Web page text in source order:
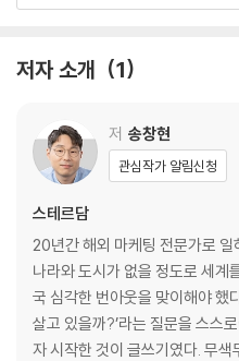
결혼은 또 다른 연애의 시작이 되어야
잘 산다는 건 뭘까?
-잘 사는 것에 대한 고민을 시작해야
세상은 공평하지도 공정하지도 않아
-마음 단단히 먹길 바란다
노력은 배신을 덜 한다
-세상이 너를 속일지라도
저자 소개 1
저 송창현
관심작가 알림신청
스테르담
20년간 해외 마케팅 전문가로
나라와 도시가 없을 정도로 세계
국 심각한 번아웃을 맞이해야 했
살고 있을까?’라는 질문을 스스
자 시작한 것이 글쓰기였다. 무